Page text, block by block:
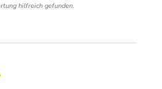
hilfreich gefunden.